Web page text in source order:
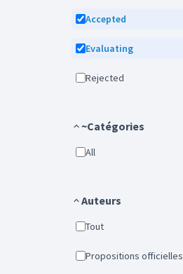
Accepted
Evaluating
Rejected
~Catégories
All
Auteurs
Tout
Propositions officielles